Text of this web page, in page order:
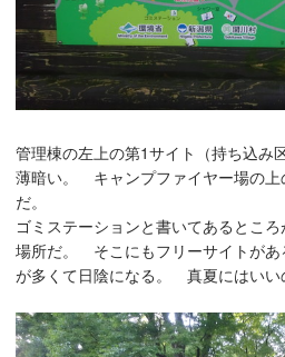
管理棟の左上の第1サイト（持ち込み
薄暗い。 キャンプファイヤー場の上
だ。
ゴミステーションと書いてあるとこ
場所だ。 そこにもフリーサイトがあ
が多くて日陰になる。 真夏にはいい